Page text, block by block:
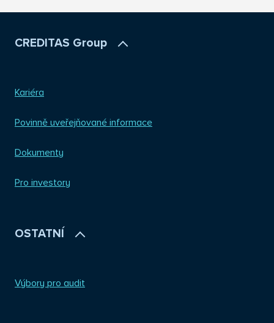
CREDITAS Group
Kariéra
Povinně uveřejňované informace
Dokumenty
Pro investory
OSTATNÍ
Výbory pro audit